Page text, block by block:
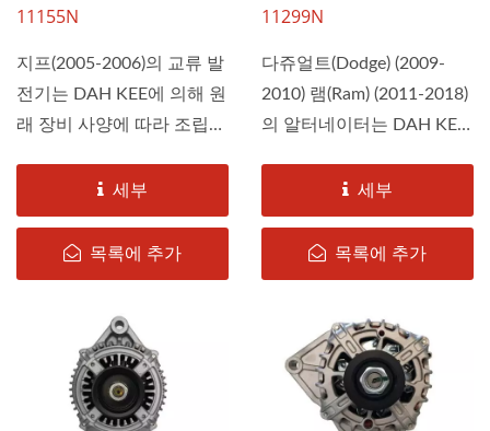
11155N
지프(2005-2006)의 교류 발
전기는 DAH KEE에 의해 원
래 장비 사양에 따라 조립되
세부
목록에 추가
11299N
다쥬얼트(Dodge) (2009-
2010) 램(Ram) (2011-2018)
의 알터네이터는 DAH KEE
세부
목록에 추가